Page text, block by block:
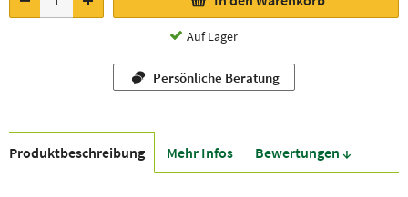
Auf Lager
Persönliche Beratung
Produkt­beschreibung Mehr Infos Bewer­tungen ↓